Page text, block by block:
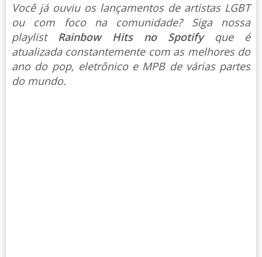
Você já ouviu os lançamentos de artistas LGBT
ou com foco na comunidade? Siga nossa
playlist Rainbow Hits no Spotify que é
atualizada constantemente com as melhores do
ano do pop, eletrônico e MPB de várias partes
do mundo.